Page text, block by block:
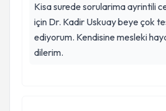
VE 2-3 LASTİK İLE 5 DAKİKALIK
SIKINTIMI GEÇİRDİ VE
GELDİM.TÜM TEDAVİ BU
KOLAYDI.KENDİSİNE SONSUZ
TEŞEKKÜRLERİMİ
Kisa surede sorularima ayrintili
için Dr. Kadir Uskuay beye çok
ediyorum. Kendisine mesleki
dilerim.